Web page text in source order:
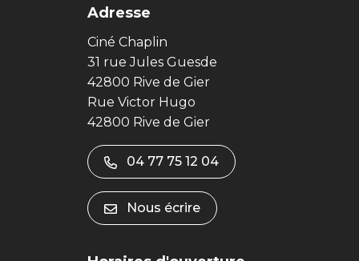
Adresse
Ciné Chaplin
31 rue Jules Guesde
42800 Rive de Gier
Rue Victor Hugo
42800 Rive de Gier
04 77 75 12 04
Nous écrire